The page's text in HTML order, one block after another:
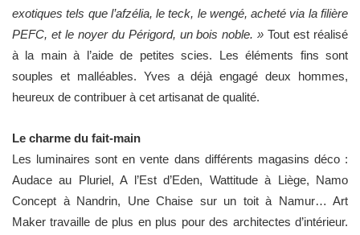
exotiques tels que l’afzélia, le teck, le wengé, acheté via la filière
PEFC, et le noyer du Périgord, un bois noble. »Tout est réalisé
à la main à l’aide de petites scies. Les éléments fins sont
souples et malléables. Yves a déjà engagé deux hommes,
heureux de contribuer à cet artisanat de qualité.
Le charme du fait-main
Les luminaires sont en vente dans différents magasins déco :
Audace au Pluriel, A l’Est d’Eden, Wattitude à Liège, Namo
Concept à Nandrin, Une Chaise sur un toit à Namur… Art
Maker travaille de plus en plus pour des architectes d’intérieur.